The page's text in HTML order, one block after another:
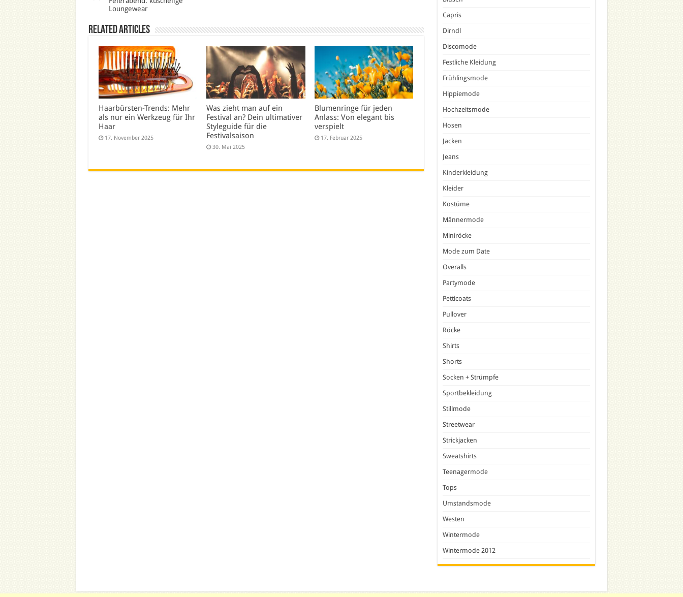
Loungewear
Related Articles
Haarbürsten-Trends: Mehr
als nur ein Werkzeug für Ihr
Haar
17. November 2025
Was zieht man auf ein
Festival an? Dein ultimativer
Styleguide für die
Festivalsaison
30. Mai 2025
Blumenringe für jeden
Anlass: Von elegant bis
verspielt
17. Februar 2025
Capris
Dirndl
Discomode
Festliche Kleidung
Frühlingsmode
Hippiemode
Hochzeitsmode
Hosen
Jacken
Jeans
Kinderkleidung
Kleider
Kostüme
Männermode
Miniröcke
Mode zum Date
Overalls
Partymode
Petticoats
Pullover
Röcke
Shirts
Shorts
Socken + Strümpfe
Sportbekleidung
Stillmode
Streetwear
Strickjacken
Sweatshirts
Teenagermode
Tops
Umstandsmode
Westen
Wintermode
Wintermode 2012